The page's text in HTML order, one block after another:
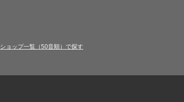
ショップ一覧（50音順）で探す